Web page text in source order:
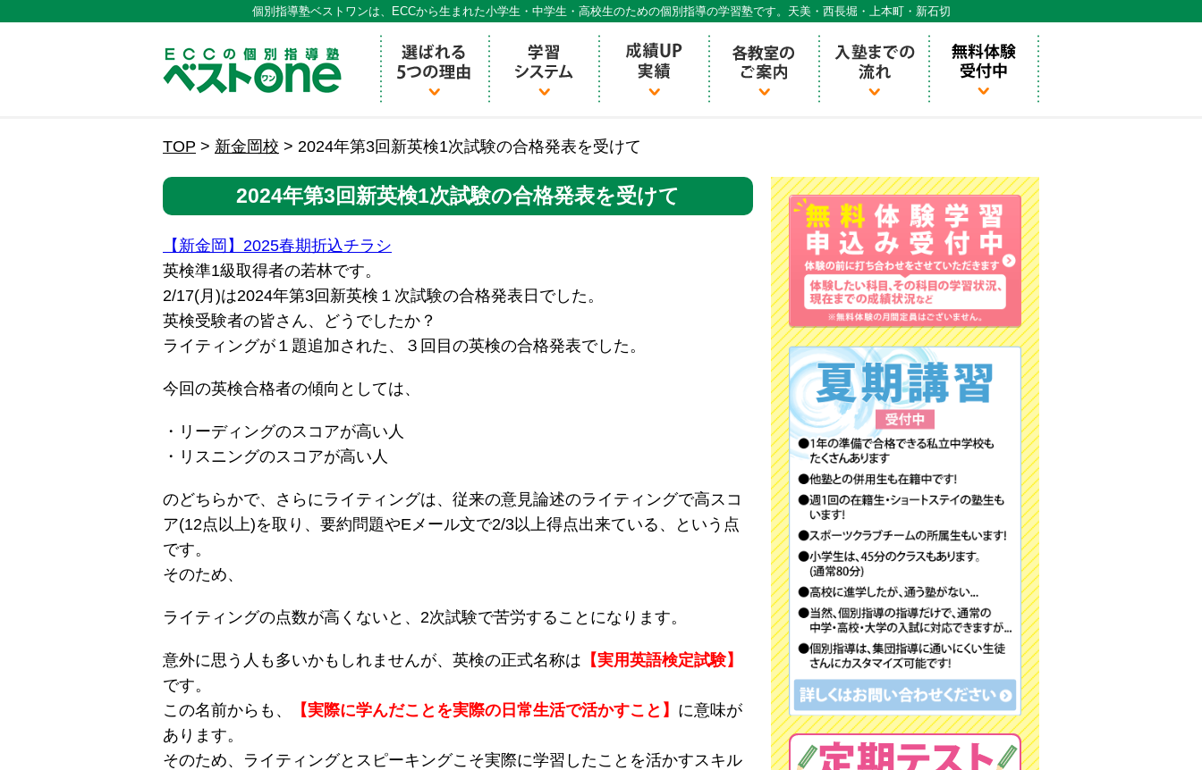
個別指導塾ベストワンは、ECCから生まれた小学生・中学生・高校生のための個別指導の学習塾です。天美・西長堀・上本町・新石切
ECCの個別指導ECCベストワン
TOP > 新金岡校 > 2024年第3回新英検1次試験の合格発表を受けて
2024年第3回新英検1次試験の合格発表を受けて
【新金岡】2025春期折込チラシ
英検準1級取得者の若林です。
2/17(月)は2024年第3回新英検１次試験の合格発表日でした。
英検受験者の皆さん、どうでしたか？
ライティングが１題追加された、３回目の英検の合格発表でした。
今回の英検合格者の傾向としては、
・リーディングのスコアが高い人
・リスニングのスコアが高い人
のどちらかで、さらにライティングは、従来の意見論述のライティングで高スコ
ア(12点以上)を取り、要約問題やEメール文で2/3以上得点出来ている、という点
です。
そのため、
ライティングの点数が高くないと、2次試験で苦労することになります。
意外に思う人も多いかもしれませんが、英検の正式名称は 【実用英語検定試験】
です。
この名前からも、
【実際に学んだことを実際の日常生活で活かすこと】 に意味が
あります。
そのため、ライティングとスピーキングこそ実際に学習したことを活かすスキル